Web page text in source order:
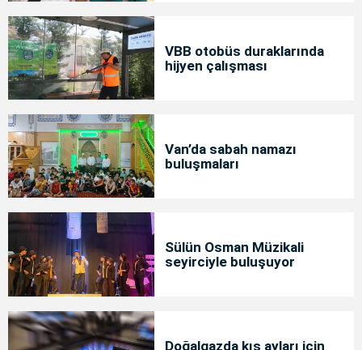
VBB otobüs duraklarında
hijyen çalışması
Van’da sabah namazı
buluşmaları
Sülün Osman Müzikali
seyirciyle buluşuyor
Doğalgazda kış ayları için